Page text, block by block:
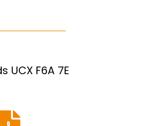
UCX F6A 7E